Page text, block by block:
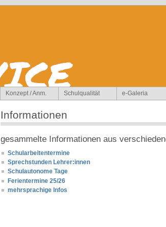
Konzept / Anm. Schulqualität e-Galeria
Informationen
gesammelte Informationen aus
Schularbeitentermine
Sprechstunden Lehrer:innen
Schulautonome Tage
Ferientermine 25/26
mehrsprachige Infos